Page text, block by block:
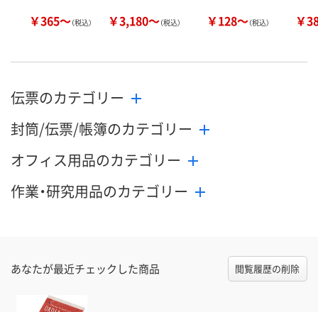
￥365～（税込） ￥3,180～（税込） ￥128～（税込） ￥
伝票のカテゴリー
封筒/伝票/帳簿のカテゴリー
オフィス用品のカテゴリー
作業・研究用品のカテゴリー
あなたが最近チェックした商品 閲覧履歴の削除